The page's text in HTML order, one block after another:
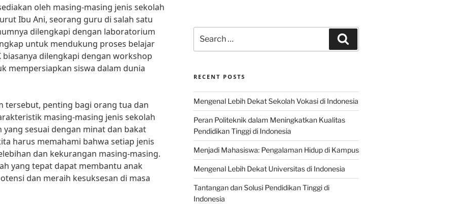
oleh masing-masing jenis sekolah
Ibu Ani, seorang guru di salah satu
dilengkapi dengan laboratorium
untuk mendukung proses belajar
biasanya dilengkapi dengan workshop
mempersiapkan siswa dalam dunia
tersebut, penting bagi orang tua dan
masing-masing jenis sekolah
sesuai dengan minat dan bakat
harus memahami bahwa setiap jenis
dan kekurangan masing-masing.
yang tepat dapat membantu anak
dan meraih kesuksesan di masa
for:
RECENT POSTS
Mengenal Lebih Dekat Sekolah Vokasi di Indonesia
Peran Politeknik dalam Meningkatkan Kualitas
Pendidikan Tinggi di Indonesia
Menjadi Mahasiswa: Pengalaman Hidup di Kampus
Mengenal Lebih Dekat Universitas di Indonesia
Tantangan dan Solusi Pendidikan Tinggi di
Indonesia